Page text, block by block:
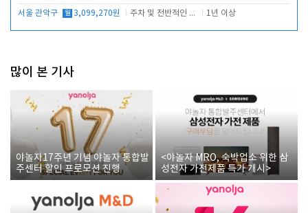
서울 관악구 월 3,099,270원 주차 및 전반적인 당번업무 1년 이상
많이 본 기사
야놀자17주년 기념 야놀자 통합발
주센터 할인 프로모션 진행
<야놀자 MRO, 숙박업소 위한 삼
성전자 가전제품 특가 개시>